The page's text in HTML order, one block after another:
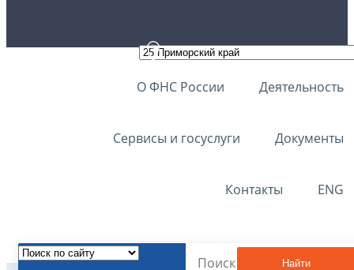
О ФНС России Деятельность
Сервисы и госуслуги Документы
Контакты ENG
Найти